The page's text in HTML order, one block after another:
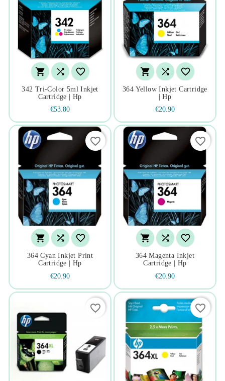
  
342 Tri-Color 5ml Inkjet
Cartridge | Hp
€53.80
  
364 Yellow Inkjet Cartridge
| Hp
€20.90
  
364 Cyan Inkjet Print
Cartridge | Hp
€20.90
favorite_border
  
364 Magenta Inkjet
Cartridge | Hp
€20.90
favorite_border
favorite_border favorite_border